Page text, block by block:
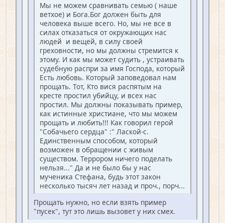
Мы не можем сравнивать семью ( наше
ветхое) и Бога.Бог должен быть для
человека выше всего. Но, мы не все в
силах отказаться от окружающих нас
людей и вещей, в силу своей
греховности, но мы должны стремится к
этому. И как мы может судить , устраивать
судебную распри за имя Господа, который
Есть любовь. Который заповедовал нам
прощать. Тот, Кто вися распятым на
кресте простил убийцу, и всех нас
простил. Мы должны показывать пример,
как истинные христиане, что мы можем
прощать и любить!!! Как говорил герой
"Собачьего сердца" :" Лаской-с.
Единственным способом, который
возможен в обращении с живым
существом. Террором ничего поделать
нельзя..." Да и не было бы у нас
мученика Стефана, будь этот закон
несколько тысяч лет назад и проч., порч...
Прощать нужно, но если взять пример
"пусек", тут это лишь вызовет у них смех.